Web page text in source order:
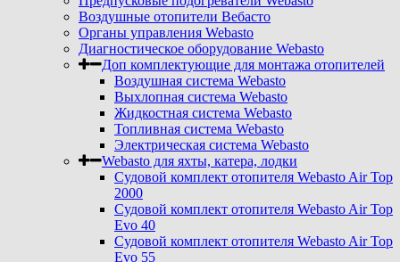
Воздушные отопители Вебасто
Органы управления Webasto
Диагностическое оборудование Webasto
Доп комплектующие для монтажа отопителей
Воздушная система Webasto
Выхлопная система Webasto
Жидкостная система Webasto
Топливная система Webasto
Электрическая система Webasto
Webasto для яхты, катера, лодки
Судовой комплект отопителя Webasto Air Top
2000
Судовой комплект отопителя Webasto Air Top
Evo 40
Судовой комплект отопителя Webasto Air Top
Evo 55